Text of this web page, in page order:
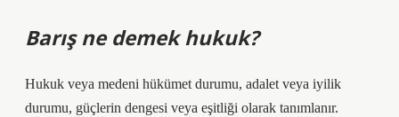
Barış ne demek hukuk?
Hukuk veya medeni hükümet durumu, adalet veya iyilik
durumu, güçlerin dengesi veya eşitliği olarak tanımlanır.